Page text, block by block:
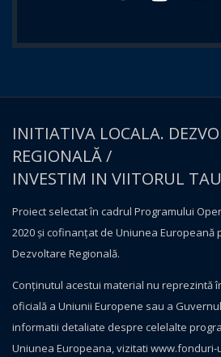
INITIATIVA LOCALA.
REGIONALĂ /
INVESTIM IN VIITORUL
Proiect selectat în cadrul Programului
2020 și cofinanțat de Uniunea Europeană
Dezvoltare Regională.
Conţinutul acestui material nu reprezintă
oficială a Uniunii Europene sau a
informatii detaliate despre celelalte
Uniunea Europeana, vizitati www.fonduri-